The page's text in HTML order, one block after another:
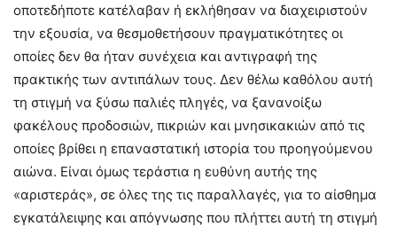
οποτεδήποτε κατέλαβαν ή εκλήθησαν να διαχειριστούν
την εξουσία, να θεσμοθετήσουν πραγματικότητες οι
οποίες δεν θα ήταν συνέχεια και αντιγραφή της
πρακτικής των αντιπάλων τους. Δεν θέλω καθόλου αυτή
τη στιγμή να ξύσω παλιές πληγές, να ξανανοίξω
φακέλους προδοσιών, πικριών και μνησικακιών από τις
οποίες βρίθει η επαναστατική ιστορία του προηγούμενου
αιώνα. Είναι όμως τεράστια η ευθύνη αυτής της
«αριστεράς», σε όλες της τις παραλλαγές, για το αίσθημα
εγκατάλειψης και απόγνωσης που πλήττει αυτή τη στιγμή